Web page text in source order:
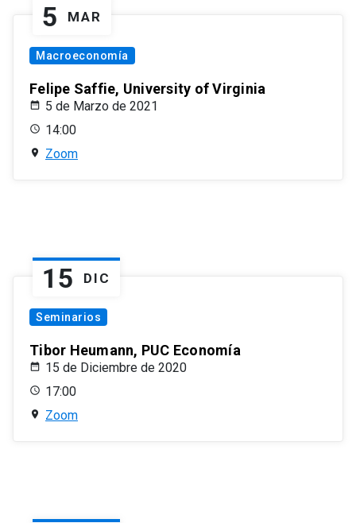
5 MAR
Macroeconomía
Felipe Saffie, University of Virginia
5 de Marzo de 2021
14:00
Zoom
15 DIC
Seminarios
Tibor Heumann, PUC Economía
15 de Diciembre de 2020
17:00
Zoom